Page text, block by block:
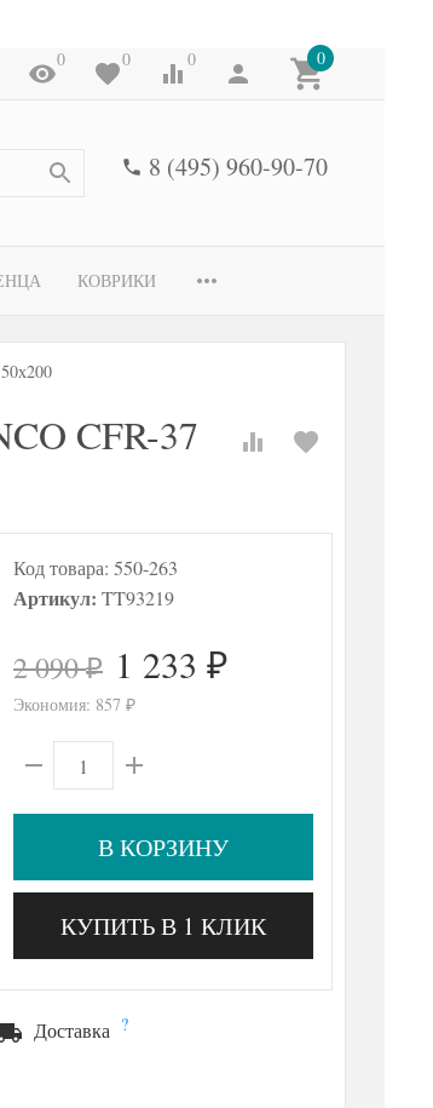
0 0 0 0
8 (495) 960-90-70
КОВРИКИ
CFR-37
Код товара: 550-263
Артикул: TT93219
2 090₽ 1 233 ₽
Экономия: 857 ₽
В КОРЗИНУ
КУПИТЬ В 1 КЛИК
Доставка ?